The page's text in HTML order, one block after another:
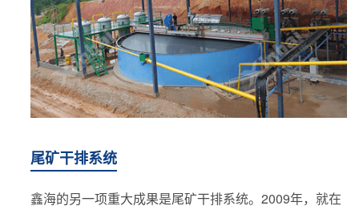
尾矿干排系统
鑫海的另一项重大成果是尾矿干排系统。2009年，就在